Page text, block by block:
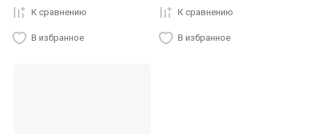
К сравнению
В избранное
К сравнению
В избранное